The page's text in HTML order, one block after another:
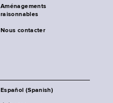
Aménagements
raisonnables
Nous contacter
Español (Spanish)